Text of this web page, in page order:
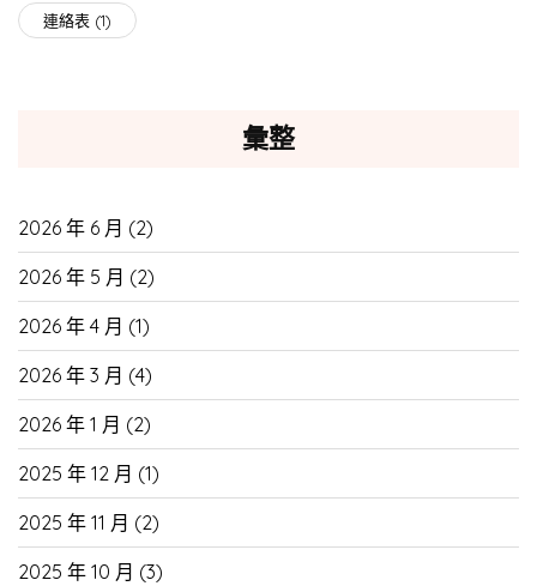
連絡表 (1)
彙整
2026 年 6 月 (2)
2026 年 5 月 (2)
2026 年 4 月 (1)
2026 年 3 月 (4)
2026 年 1 月 (2)
2025 年 12 月 (1)
2025 年 11 月 (2)
2025 年 10 月 (3)